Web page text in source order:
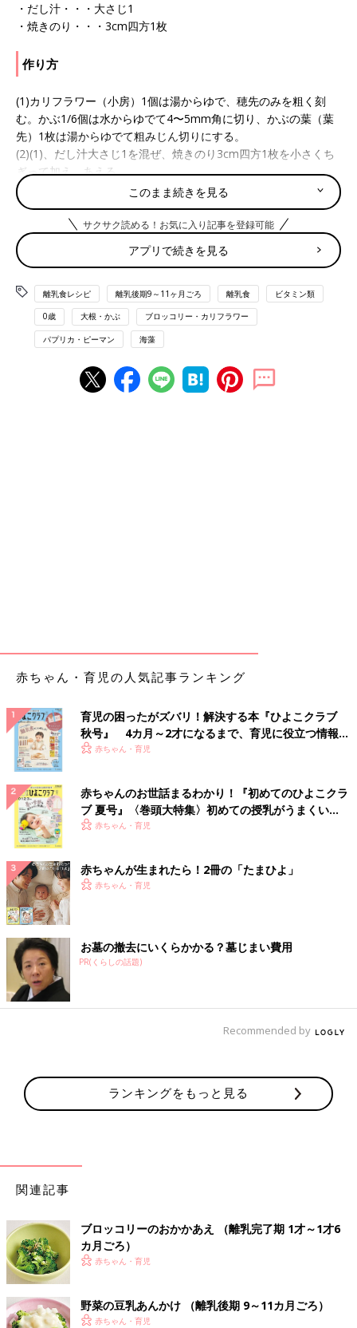
・だし汁・・・大さじ1
・焼きのり・・・3cm四方1枚
作り方
(1)カリフラワー（小房）1個は湯からゆで、穂先のみを粗く刻
む。かぶ1/6個は水からゆでて4〜5mm角に切り、かぶの葉（葉
先）1枚は湯からゆでて粗みじん切りにする。
(2)(1)、だし汁大さじ1を混ぜ、焼きのり3cm四方1枚を小さくち
ぎって加え、あえる。
■参考：
『すぐわかる! 離乳食』（ベネッセコーポレーション
刊）より抜粋。情報は書籍掲載時のものです。
離乳食後期 9～11ヶ月[かみかみ期] 進め方、食材別レシピ、離乳
食動画 きほんの離乳食
おすすめレシピ 離乳食後期 9～11ヶ月ごろ
9〜11ヶ月ごろの離乳食★レンチンだけ
でOK！簡単レシピ４選【管理栄養士監
修】
下ごしらえだけでなく、複数食材を一緒にゆで
たり蒸したり、仕上げの加熱にも活用できる電
らすのあえもの
パプリカとなすのみそミルク炒め 作り
9～11ヶ月ごろから使える、野菜や果物などビ
タミン類を含む食材を使った、体の調子を整え
るビタミンのレシピをご紹介。パプリカとなす
いも×いもフライ 作り方・レシピ 離乳
食後期9～11ヶ月ごろ
るビタミンのレシピをご紹介。いも×いもフラ
イ
野菜のおすすめレシピ 離乳食後期 9～11ヶ月ごろ
ブロッコリーとトマトのチキンピラフ
ど炭水化物を含む食材を使った、エネルギー源
になる炭水化物のレシピをご紹介。ブロッコリ
タ 作り方・レシピ 離乳食後期9～11ヶ
月ごろ
9～11ヶ月ごろから使える、米、めん、パンな
9～11ヶ月ごろから使える、魚、肉、豆腐など
タンパク質を含む食材を使った、体をつくるタ
ンパク質のレシピをご紹介。チキンのクリーム
煮
コーンマカロニ 作り方・レシピ 離乳食
後期9～11ヶ月ごろ
このまま続きを見る
サクサク読める！お気に入り記事を登録可能
アプリで続きを見る
離乳食レシピ 離乳後期9～11ヶ月ごろ 離乳食 ビタミン類
0歳 大根・かぶ ブロッコリー・カリフラワー
パプリカ・ピーマン 海藻
赤ちゃん・育児の人気記事ランキング
育児の困ったがズバリ！解決する本『ひよこクラブ
秋号』 4カ月～2才になるまで、育児に役立つ情報が
いっぱい！
赤ちゃん・育児
赤ちゃんのお世話まるわかり！『初めてのひよこクラ
ブ 夏号』〈巻頭大特集〉初めての授乳がうまくい
く！ おっぱい・ミルクの基本と夏のトラブル 解決テ
赤ちゃん・育児
赤ちゃんが生まれたら！2冊の「たまひよ」
赤ちゃん・育児
お墓の撤去にいくらかかる？墓じまい費用
PR(くらしの話題)
Recommended by
ランキングをもっと見る
関連記事
ブロッコリーのおかかあえ （離乳完了期 1才～1才6
カ月ごろ）
赤ちゃん・育児
野菜の豆乳あんかけ （離乳後期 9～11カ月ごろ）
赤ちゃん・育児